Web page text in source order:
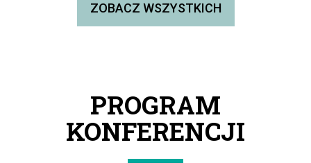
ZOBACZ WSZYSTKICH
PROGRAM
KONFERENCJI